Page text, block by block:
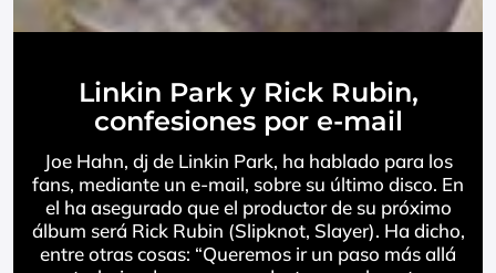
Linkin Park y Rick Rubin,
confesiones por e-mail
Joe Hahn, dj de Linkin Park, ha hablado para los
fans, mediante un e-mail, sobre su último disco. En
el ha asegurado que el productor de su próximo
álbum será Rick Rubin (Slipknot, Slayer). Ha dicho,
entre otras cosas: “Queremos ir un paso más allá